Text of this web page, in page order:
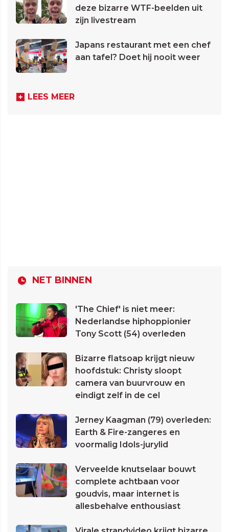
deze bizarre WTF-beelden uit
zijn livestream
Japans restaurant met een chef
aan tafel? Doet hij nooit weer
LEES MEER
NET BINNEN
'The Chief' is niet meer:
Nederlandse hiphoppionier
Tony Scott (54) overleden
Bizarre flatsoap krijgt nieuw
hoofdstuk: Christy sloopt
camera van buurvrouw en
eindigt zelf in de cel
Jerney Kaagman (79) overleden:
Earth & Fire-zangeres en
voormalig Idols-jurylid
Verveelde knutselaar bouwt
complete achtbaan voor
goudvis, maar internet is
allesbehalve enthousiast